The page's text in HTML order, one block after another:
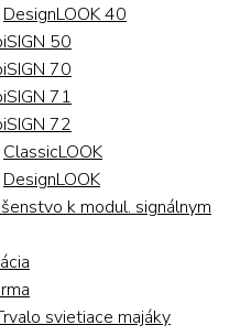
DesignLOOK 40
50
70
71
72
ClassicLOOK
DesignLOOK
k modul. signálnym
svietiace majáky